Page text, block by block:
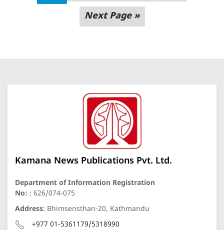
Next Page »
Kamana News Publications Pvt. Ltd.
Department of Information Registration
No: : 626/074-075
Address: Bhimsensthan-20, Kathmandu
+977 01-5361179/5318990